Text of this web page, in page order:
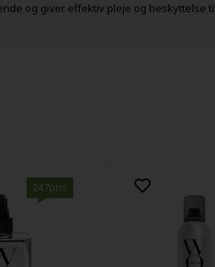
og giver effektiv pleje og beskyttelse
247pris